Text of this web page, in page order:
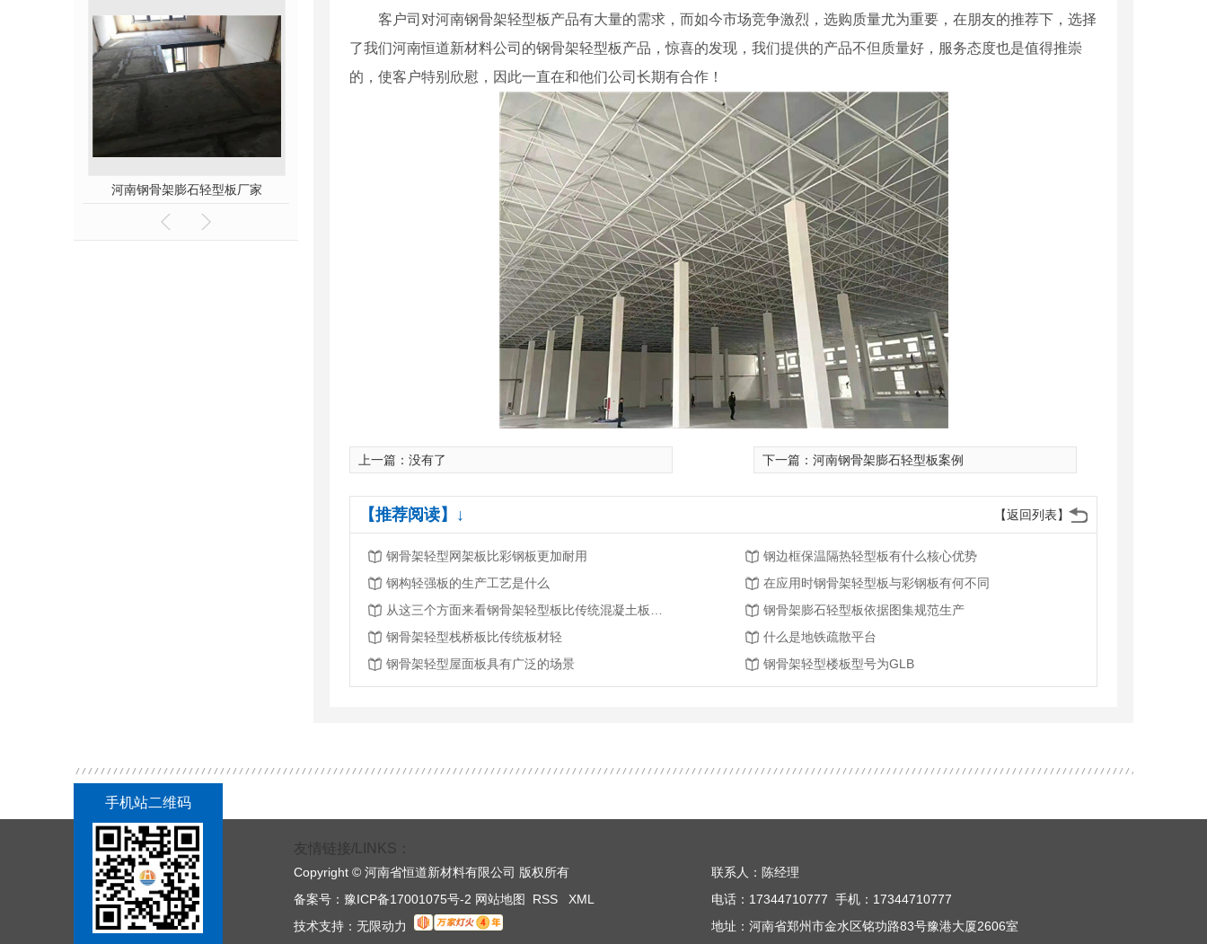
河南钢骨架膨石轻型板厂家 河南发泡水泥复合板安装
客户司对河南钢骨架轻型板产品有大量的需求，而如今市场竞争激烈，选购质量尤为重要，在朋友的推荐下，选择
了我们河南恒道新材料公司的钢骨架轻型板产品，惊喜的发现，我们提供的产品不但质量好，服务态度也是值得推崇
的，使客户特别欣慰，因此一直在和他们公司长期有合作！
上一篇：没有了 下一篇： 河南钢骨架膨石轻型板案例
【返回列表】
【推荐阅读】↓
钢骨架轻型网架板比彩钢板更加耐用
钢边框保温隔热轻型板有什么核心优势
钢构轻强板的生产工艺是什么
在应用时钢骨架轻型板与彩钢板有何不同
钢骨架膨石轻型板依据图集规范生产
钢骨架轻型栈桥板比传统板材轻
什么是地铁疏散平台
钢骨架轻型屋面板具有广泛的场景
钢骨架轻型楼板型号为GLB
手机站二维码
友情链接/LINKS：
Copyright © 河南省恒道新材料有限公司 版权所有
联系人：陈经理
备案号： 豫ICP备17001075号-2 网站地图 RSS XML
电话：17344710777 手机：17344710777
技术支持： 无限动力 地址：河南省郑州市金水区铭功路83号豫港大厦2606室